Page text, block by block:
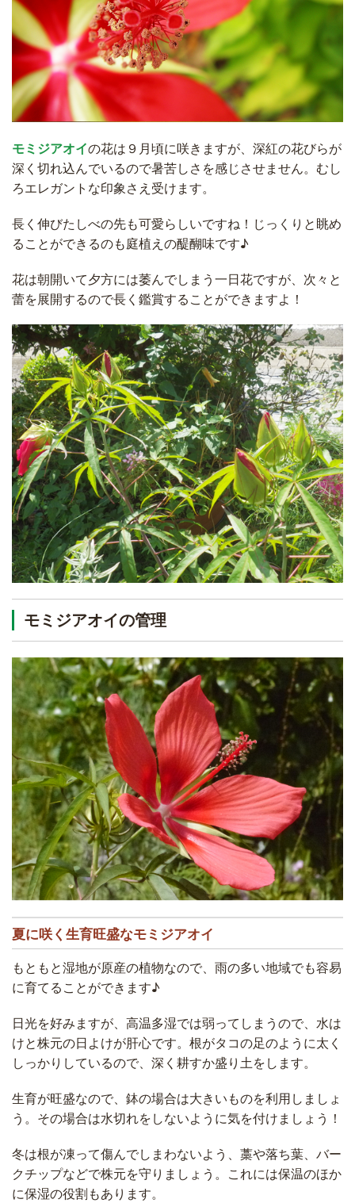
モミジアオイの花は９月頃に咲きますが、深紅の花びらが
深く切れ込んでいるので暑苦しさを感じさせません。むし
ろエレガントな印象さえ受けます。
長く伸びたしべの先も可愛らしいですね！じっくりと眺め
ることができるのも庭植えの醍醐味です♪
花は朝開いて夕方には萎んでしまう一日花ですが、次々と
蕾を展開するので長く鑑賞することができますよ！
モミジアオイの管理
夏に咲く生育旺盛なモミジアオイ
もともと湿地が原産の植物なので、雨の多い地域でも容易
に育てることができます♪
日光を好みますが、高温多湿では弱ってしまうので、水は
けと株元の日よけが肝心です。根がタコの足のように太く
しっかりしているので、深く耕すか盛り土をします。
生育が旺盛なので、鉢の場合は大きいものを利用しましょ
う。その場合は水切れをしないように気を付けましょう！
冬は根が凍って傷んでしまわないよう、藁や落ち葉、バー
クチップなどで株元を守りましょう。これには保温のほか
に保湿の役割もあります。